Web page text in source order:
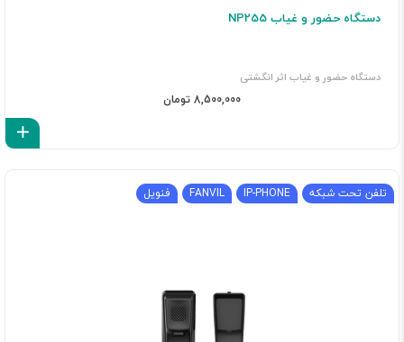
دستگاه حضور و غیاب NP255
دستگاه حضور و غیاب اثر انگشتی
8,500,000 تومان
تلفن تحت شبکه IP-PHONE
FANVIL فنویل